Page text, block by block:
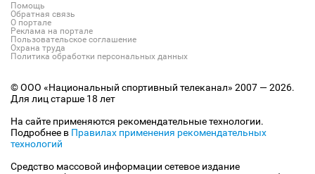
Помощь
Обратная связь
О портале
Реклама на портале
Пользовательское соглашение
Охрана труда
Политика обработки персональных данных
© ООО «Национальный спортивный телеканал» 2007 — 2026.
Для лиц старше 18 лет
На сайте применяются рекомендательные технологии.
Подробнее в Правилах применения рекомендательных
технологий
Средство массовой информации сетевое издание